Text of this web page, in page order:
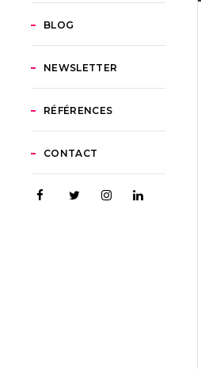
BLOG
NEWSLETTER
RÉFÉRENCES
CONTACT